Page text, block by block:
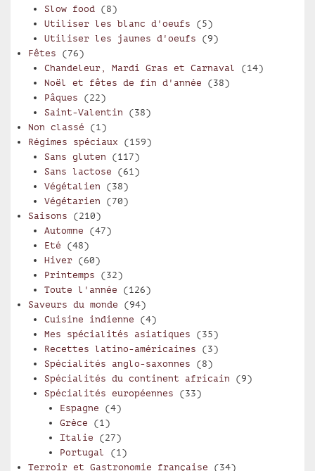
Slow food (8)
Utiliser les blanc d'oeufs (5)
Utiliser les jaunes d'oeufs (9)
Fêtes (76)
Chandeleur, Mardi Gras et Carnaval (14)
Noël et fêtes de fin d'année (38)
Pâques (22)
Saint-Valentin (38)
Non classé (1)
Régimes spéciaux (159)
Sans gluten (117)
Sans lactose (61)
Végétalien (38)
Végétarien (70)
Saisons (210)
Automne (47)
Eté (48)
Hiver(60)
Printemps (32)
Toute l'année (126)
Saveurs du monde (94)
Cuisine indienne (4)
Mes spécialités asiatiques (35)
Recettes latino-américaines (3)
Spécialités anglo-saxonnes (8)
Spécialités du continent africain (9)
Spécialités européennes (33)
Espagne (4)
Grèce (1)
Italie (27)
Portugal
(1)
Terroir et Gastronomie française (34)